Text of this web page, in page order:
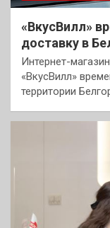
«ВкусВилл»
доставку в
Интернет-
«ВкусВилл»
территории